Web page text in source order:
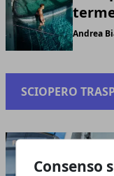
Consenso
Andrea
SCIOPERO